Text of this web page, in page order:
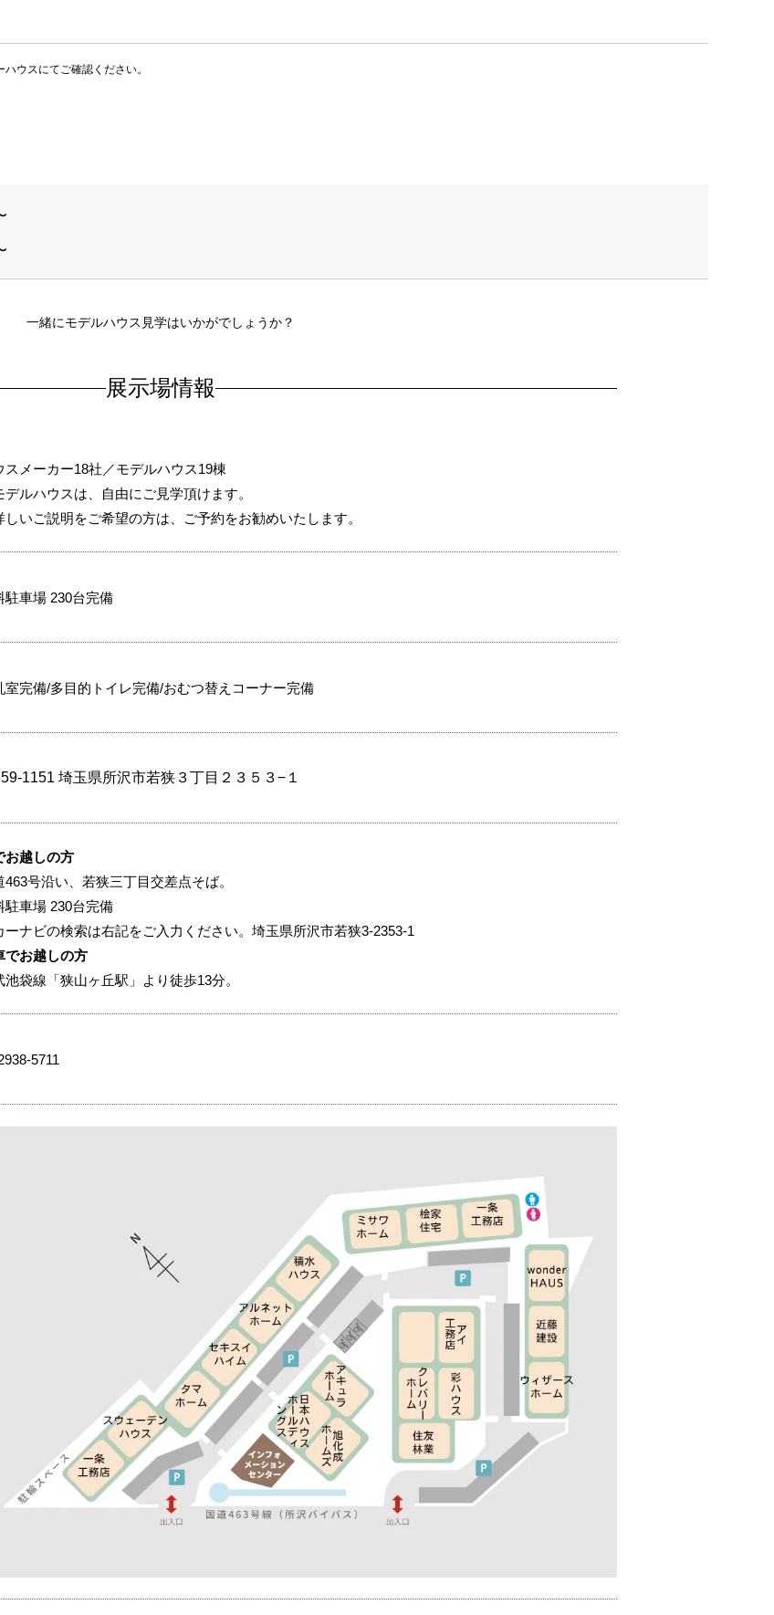
ウスにてご確認ください。
一緒にモデルハウス見学はいかがでしょうか？
展示場情報
スメーカー18社／モデルハウス19棟
ルハウスは、自由にご見学頂けます。
いご説明をご希望の方は、ご予約をお勧めいたします。
駐車場 230台完備
室完備/多目的トイレ完備/おむつ替えコーナー完備
1151 埼玉県所沢市若狭３丁目２３５３−１
お越しの方
463号沿い、若狭三丁目交差点そば。
駐車場 230台完備
ナビの検索は右記をご入力ください。埼玉県所沢市若狭3-2353-1
でお越しの方
池袋線「狭山ヶ丘駅」より徒歩13分。
5711